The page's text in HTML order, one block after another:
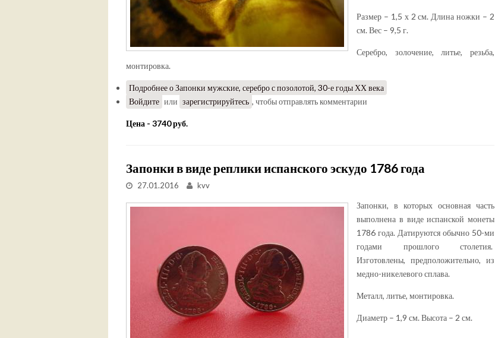
Размер – 1,5 х 2 см. Длина ножки – 2
см. Вес – 9,5 г.
Серебро, золочение, литье, резьба,
монтировка.
Подробнеео Запонки мужские, серебро с позолотой, 30-е годы ХХ века
Войдите или зарегистрируйтесь , чтобы отправлять комментарии
Цена - 3740 руб.
Запонки в виде реплики испанского эскудо 1786 года
27.01.2016 kvv
Запонки, в которых основная часть
выполнена в виде испанской монеты
1786 года. Датируются обычно 50-ми
годами прошлого столетия.
Изготовлены, предположительно, из
медно-никелевого сплава.
Металл, литье, монтировка.
Диаметр – 1,9 см. Высота – 2 см.